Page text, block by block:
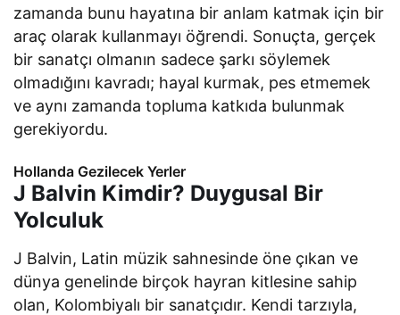
zamanda bunu hayatına bir anlam katmak için bir
araç olarak kullanmayı öğrendi. Sonuçta, gerçek
bir sanatçı olmanın sadece şarkı söylemek
olmadığını kavradı; hayal kurmak, pes etmemek
ve aynı zamanda topluma katkıda bulunmak
gerekiyordu.
Hollanda Gezilecek Yerler
J Balvin Kimdir? Duygusal Bir
Yolculuk
J Balvin, Latin müzik sahnesinde öne çıkan ve
dünya genelinde birçok hayran kitlesine sahip
olan, Kolombiyalı bir sanatçıdır. Kendi tarzıyla,